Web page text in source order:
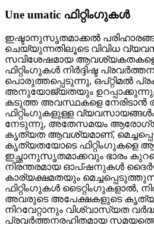
Une umatic ഫിറ്റിംഗുകൾ
ഇഷ്ടാനുസൃതമാക്കൽ
ചെയ്യുന്നതിലൂടെ വിവിധ
സവിശേഷമായ
ഫിറ്റിംഗുകൾ നിർദ്ദിഷ്ട
പൊരുത്തപ്പെടുന്നു, ഒപ്റ്റിമൽ
അനുയോജ്യതയും ഉറപ്പാക്കുന്നു.
കടുത്ത അവസ്ഥകളെ നേരിടാൻ
ഫിറ്റിംഗുകളുള്ള
നേടുന്നു, അതേസമയം
കൃത്യത ആവശ്യമാണ്,
കൃത്യതയോടെ ഫിറ്റിംഗുകളെ
ഇച്ഛാനുസൃതമാക്കവും ഭാരം
നിരന്തരമായ ഓപ്ഷനുകൾ
കാര്യക്ഷമതയും മെച്ചപ്പെടുത്തുന്നു.
ഫിറ്റിംഗുകൾ ടൈറ്റിംഗുകളാൽ,
അവരുടെ അപേക്ഷകളുടെ
നിറവേറ്റാനും വിശ്വാസ്യത
പ്രവർത്തനരഹിതമായ